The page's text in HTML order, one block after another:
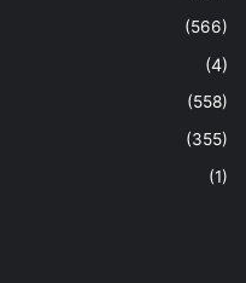
(566)
(4)
(558)
(355)
(1)